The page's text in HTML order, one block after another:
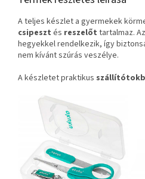
A teljes készlet a gyermekek
csipeszt és reszelőt tartalmaz.
hegyekkel rendelkezik, így
nem kívánt szúrás veszélye.
A készletet praktikus